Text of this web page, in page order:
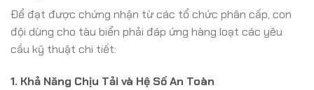
Để đạt được chứng nhận từ các tổ chức phân cấp, con
đội dùng cho tàu biển phải đáp ứng hàng loạt các yêu
cầu kỹ thuật chi tiết:
1. Khả Năng Chịu Tải và Hệ Số An Toàn